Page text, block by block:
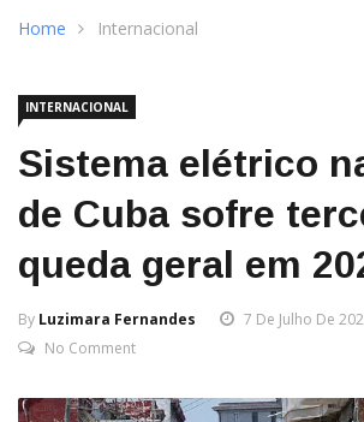
Home Internacional
INTERNACIONAL
Sistema elétrico
de Cuba sofre
queda geral em
By Luzimara Fernandes
7 De Julho De
No Comment